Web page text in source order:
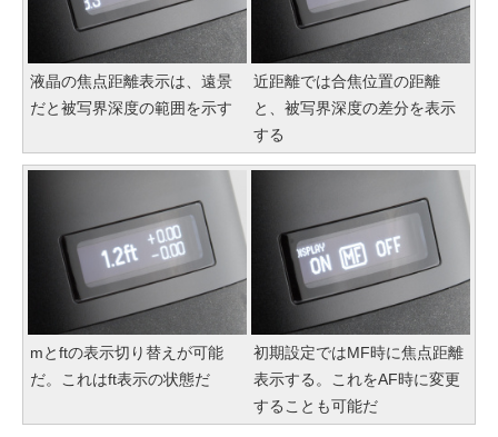
液晶の焦点距離表示は、遠景
だと被写界深度の範囲を示す
近距離では合焦位置の距離
と、被写界深度の差分を表示
する
mとftの表示切り替えが可能
だ。これはft表示の状態だ
初期設定ではMF時に焦点距離
表示する。これをAF時に変更
することも可能だ